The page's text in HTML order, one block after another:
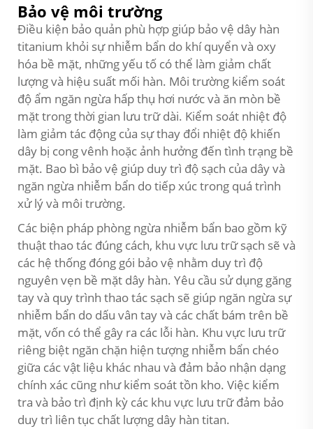
Bảo vệ môi trường
Điều kiện bảo quản phù hợp giúp bảo vệ dây hàn
titanium khỏi sự nhiễm bẩn do khí quyển và oxy
hóa bề mặt, những yếu tố có thể làm giảm chất
lượng và hiệu suất mối hàn. Môi trường kiểm soát
độ ẩm ngăn ngừa hấp thụ hơi nước và ăn mòn bề
mặt trong thời gian lưu trữ dài. Kiểm soát nhiệt độ
làm giảm tác động của sự thay đổi nhiệt độ khiến
dây bị cong vênh hoặc ảnh hưởng đến tình trạng bề
mặt. Bao bì bảo vệ giúp duy trì độ sạch của dây và
ngăn ngừa nhiễm bẩn do tiếp xúc trong quá trình
xử lý và môi trường.
Các biện pháp phòng ngừa nhiễm bẩn bao gồm kỹ
thuật thao tác đúng cách, khu vực lưu trữ sạch sẽ và
các hệ thống đóng gói bảo vệ nhằm duy trì độ
nguyên vẹn bề mặt dây hàn. Yêu cầu sử dụng găng
tay và quy trình thao tác sạch sẽ giúp ngăn ngừa sự
nhiễm bẩn do dấu vân tay và các chất bám trên bề
mặt, vốn có thể gây ra các lỗi hàn. Khu vực lưu trữ
riêng biệt ngăn chặn hiện tượng nhiễm bẩn chéo
giữa các vật liệu khác nhau và đảm bảo nhận dạng
chính xác cũng như kiểm soát tồn kho. Việc kiểm
tra và bảo trì định kỳ các khu vực lưu trữ đảm bảo
duy trì liên tục chất lượng dây hàn titan.